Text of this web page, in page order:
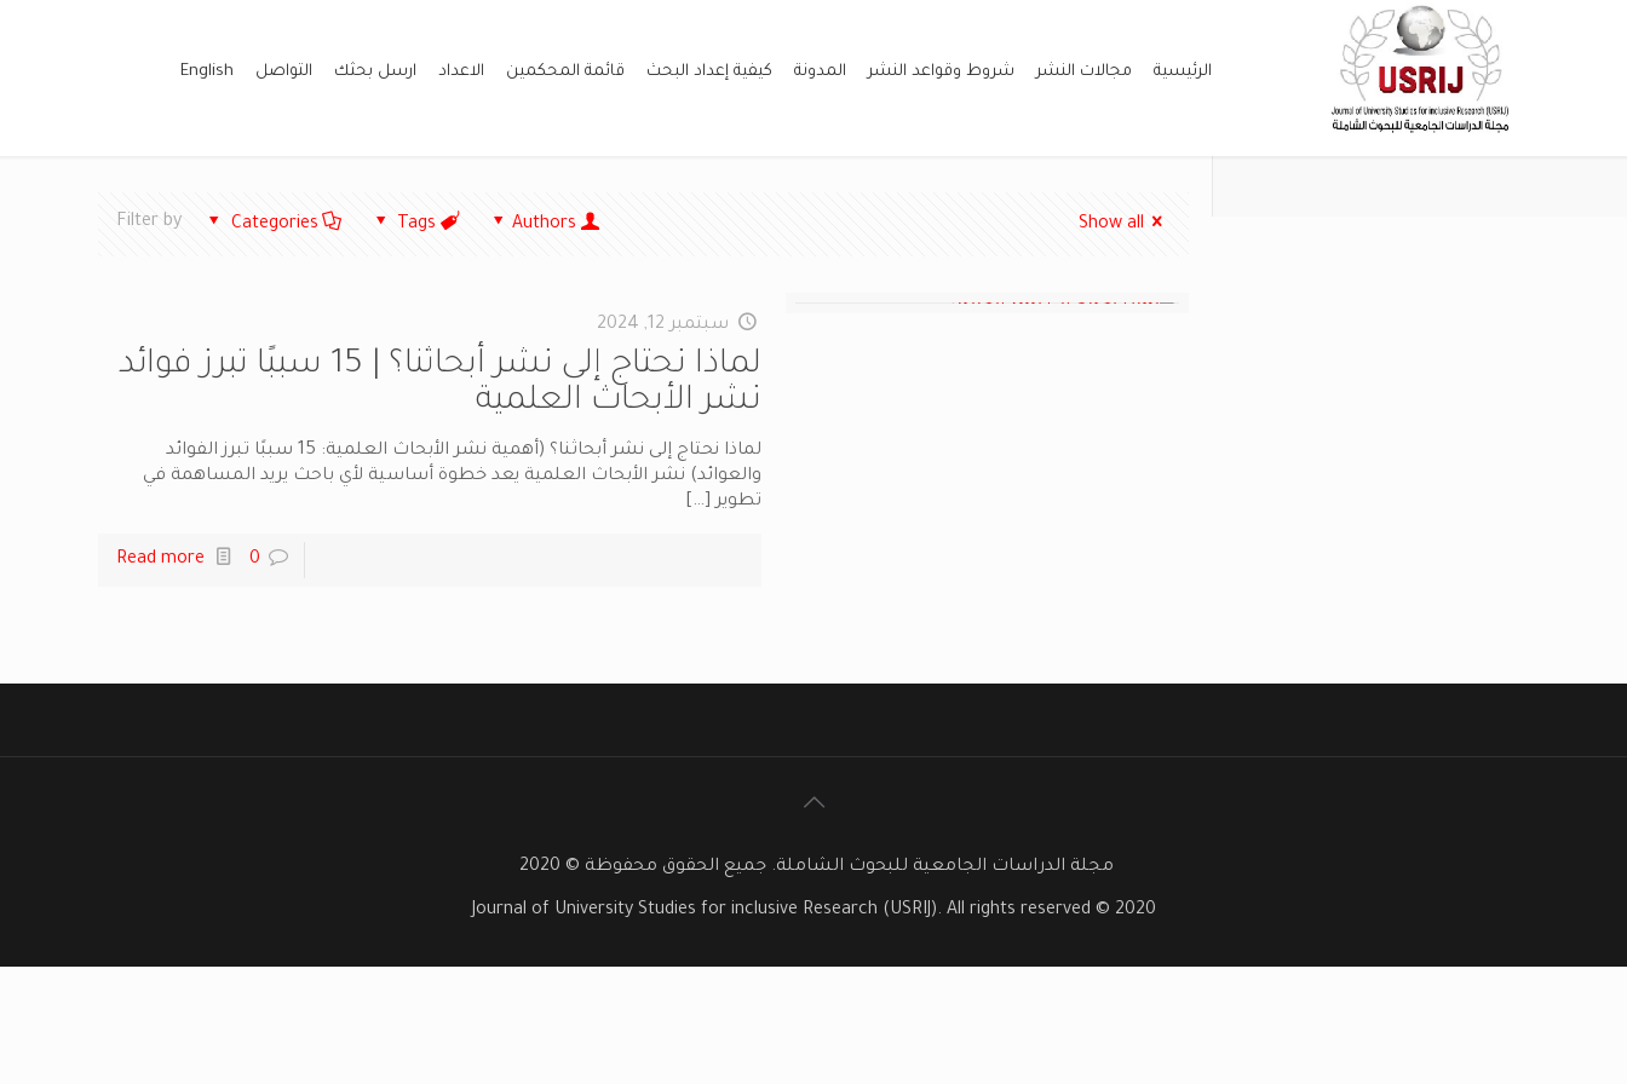
الرئيسية مجالات النشر شروط وقواعد النشر المدونة كيفية إعداد البحث قائمة المحكمين الاعداد ارسل بحثك التواصل English
Filter by Categories Tags Authors Show all
سبتمبر 12, 2024
لماذا نحتاج إلى نشر أبحاثنا؟ | 15 سببًا تبرز فوائد
نشر الأبحاث العلمية
لماذا نحتاج إلى نشر أبحاثنا؟ (أهمية نشر الأبحاث العلمية: 15 سببًا تبرز الفوائد
والعوائد) نشر الأبحاث العلمية يعد خطوة أساسية لأي باحث يريد المساهمة في
تطوير[…]
0
Read more
مجلة الدراسات الجامعية للبحوث الشاملة. جميع الحقوق محفوظة © 2020
Journal of University Studies for inclusive Research (USRIJ). All rights reserved © 2020